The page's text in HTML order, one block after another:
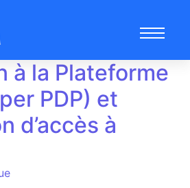
simple et performante
et les réappros
facile
et efficace
pour myKomela
gratuite pour votre SAV
Région Réunion
à la Plateforme
PDP) et
d’accès à